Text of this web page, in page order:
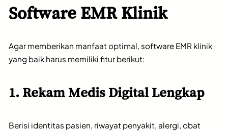
Software EMR Klinik
Agar memberikan manfaat optimal, software EMR klinik
yang baik harus memiliki fitur berikut:
1. Rekam Medis Digital Lengkap
Berisi identitas pasien, riwayat penyakit, alergi, obat